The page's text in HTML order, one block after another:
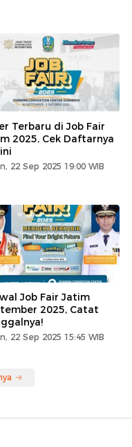
Terbaru di Job Fair
2025, Cek Daftarnya
22 Sep 2025 19:00 WIB
Job Fair Jatim
2025, Catat
22 Sep 2025 15:45 WIB